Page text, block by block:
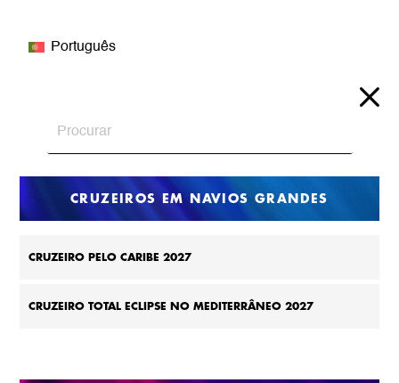
Português
CRUZEIROS EM NAVIOS GRANDES
CRUZEIRO PELO CARIBE 2027
CRUZEIRO TOTAL ECLIPSE NO MEDITERRÂNEO 2027